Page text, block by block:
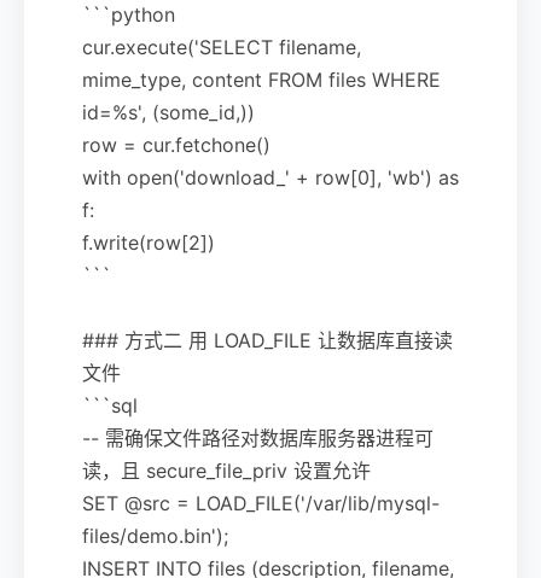
```python
cur.execute('SELECT filename,
mime_type, content FROM files WHERE
id=%s', (some_id,))
row = cur.fetchone()
with open('download_' + row[0], 'wb') as
f:
f.write(row[2])
```
### 方式二 用 LOAD_FILE 让数据库直接读
文件
```sql
-- 需确保文件路径对数据库服务器进程可
读，且 secure_file_priv 设置允许
SET @src = LOAD_FILE('/var/lib/mysql-
files/demo.bin');
INSERT INTO files (description, filename,